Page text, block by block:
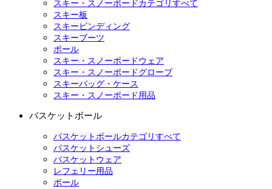
スキー・スノーボードカテゴリすべて
スキー板
スキービンディング
スキーブーツ
ポール
スキー・スノーボードウェア
スキー・スノーボードグローブ
スキーバッグ・ケース
スキー・スノーボード用品
バスケットボール
バスケットボールカテゴリすべて
バスケットシューズ
バスケットウェア
レフェリー用品
ボール